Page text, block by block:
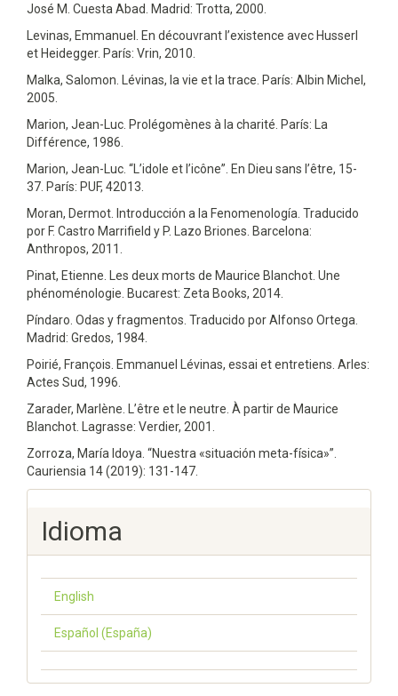
José M. Cuesta Abad. Madrid: Trotta, 2000.
Levinas, Emmanuel. En découvrant l’existence avec Husserl
et Heidegger. París: Vrin, 2010.
Malka, Salomon. Lévinas, la vie et la trace. París: Albin Michel,
2005.
Marion, Jean-Luc. Prolégomènes à la charité. París: La
Différence, 1986.
Marion, Jean-Luc. “L’idole et l’icône”. En Dieu sans l’être, 15-
37. París: PUF, 42013.
Moran, Dermot. Introducción a la Fenomenología. Traducido
por F. Castro Marrifield y P. Lazo Briones. Barcelona:
Anthropos, 2011.
Pinat, Etienne. Les deux morts de Maurice Blanchot. Une
phénoménologie. Bucarest: Zeta Books, 2014.
Píndaro. Odas y fragmentos. Traducido por Alfonso Ortega.
Madrid: Gredos, 1984.
Poirié, François. Emmanuel Lévinas, essai et entretiens. Arles:
Actes Sud, 1996.
Zarader, Marlène. L’être et le neutre. À partir de Maurice
Blanchot. Lagrasse: Verdier, 2001.
Zorroza, María Idoya. “Nuestra «situación meta-física»”.
Cauriensia 14 (2019): 131-147.
Idioma
English
Español (España)